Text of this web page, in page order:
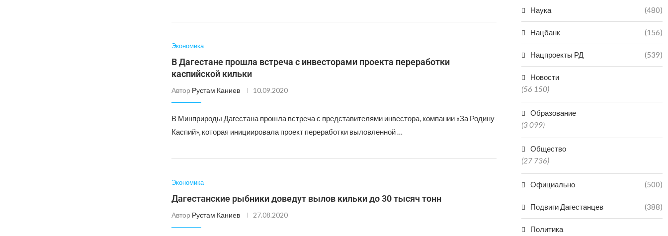
Экономика
В Дагестане прошла встреча с инвесторами проекта переработки
каспийской кильки
Автор Рустам Каниев 10.09.2020
В Минприроды Дагестана прошла встреча с представителями инвестора, компании «За Родину
Каспий», которая инициировала проект переработки выловленной …
Экономика
Дагестанские рыбники доведут вылов кильки до 30 тысяч тонн
Автор Рустам Каниев 27.08.2020
Наука (480)
Нацбанк (156)
Нацпроекты РД (539)
Новости
(56 150)
Образование
(3 099)
Общество
(27 736)
Официально (500)
Подвиги Дагестанцев (388)
Политика